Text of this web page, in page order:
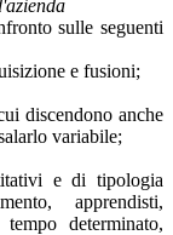
sulle seguenti
e fusioni;
discendono anche
variabile;
e di tipologia
apprendisti,
determinato,